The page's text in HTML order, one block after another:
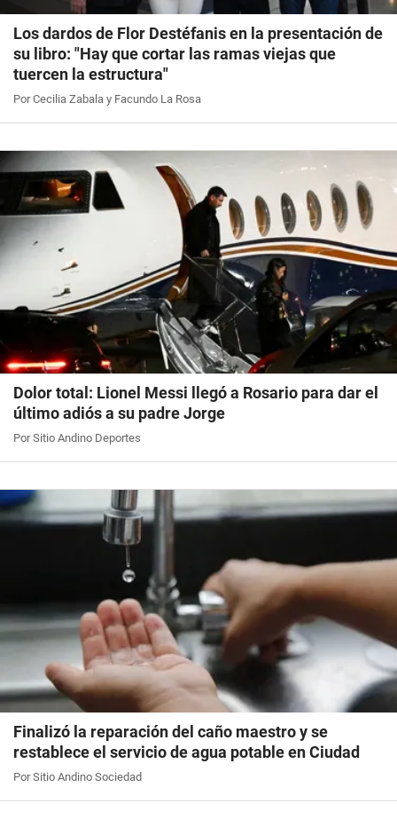
Los dardos de Flor Destéfanis en la presentación de
su libro: "Hay que cortar las ramas viejas que
tuercen la estructura"
Por Cecilia Zabala y Facundo La Rosa
Dolor total: Lionel Messi llegó a Rosario para dar el
último adiós a su padre Jorge
Por Sitio Andino Deportes
Finalizó la reparación del caño maestro y se
restablece el servicio de agua potable en Ciudad
Por Sitio Andino Sociedad